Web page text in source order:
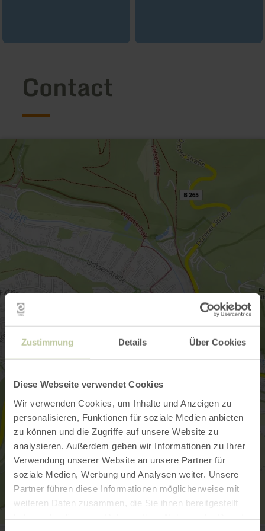
Zustimmung Details Über Cookies
Diese Webseite verwendet Cookies
Wir verwenden Cookies, um Inhalte und Anzeigen zu
personalisieren, Funktionen für soziale Medien anbieten
zu können und die Zugriffe auf unsere Website zu
analysieren. Außerdem geben wir Informationen zu Ihrer
Verwendung unserer Website an unsere Partner für
soziale Medien, Werbung und Analysen weiter. Unsere
Partner führen diese Informationen möglicherweise mit
weiteren Daten zusammen, die Sie ihnen bereitgestellt
Contact